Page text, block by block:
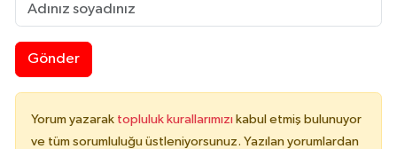
Gönder
Yorum yazarak topluluk kurallarımızı kabul etmiş bulunuyor
ve tüm sorumluluğu üstleniyorsunuz. Yazılan yorumlardan